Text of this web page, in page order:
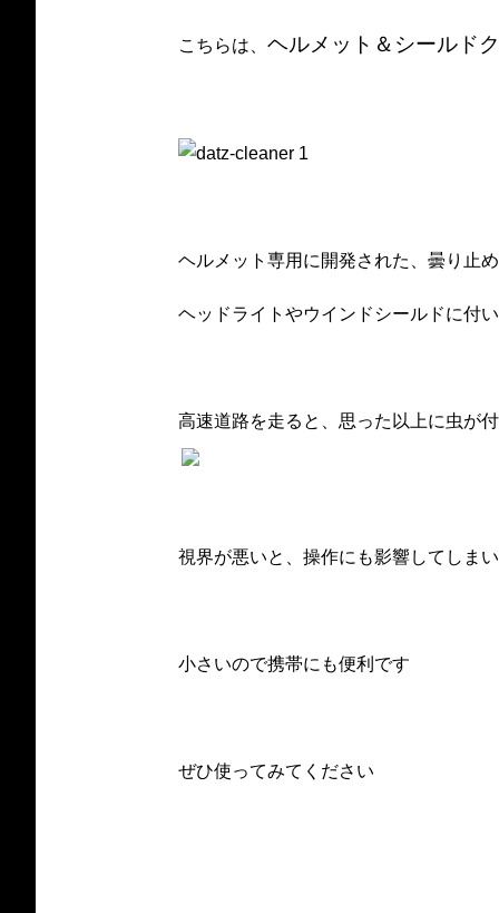
こちらは、 ヘルメット＆シールド
ヘルメット専用に開発された、曇り止
ヘッドライトやウインドシールドに付
高速道路を走ると、思った以上に虫が
視界が悪いと、操作にも影響してしま
小さいので携帯にも便利です
ぜひ使ってみてください